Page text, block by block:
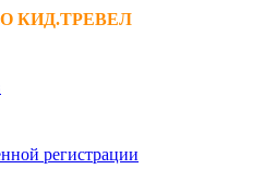
КИД.ТРЕВЕЛ
регистрации